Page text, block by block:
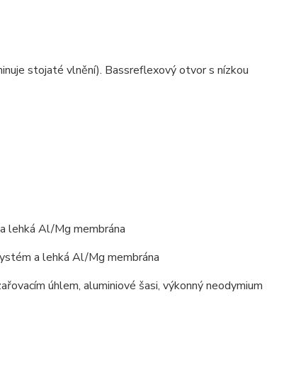
stojaté vlnění). Bassreflexový otvor s nízkou
lehká Al/Mg membrána
a lehká Al/Mg membrána
úhlem, aluminiové šasi, výkonný neodymium